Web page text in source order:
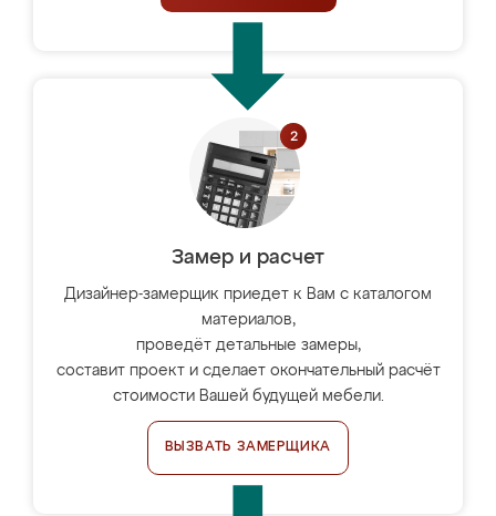
Замер и расчет
Дизайнер-замерщик приедет к Вам с каталогом
материалов,
проведёт детальные замеры,
составит проект и сделает окончательный расчёт
стоимости Вашей будущей мебели.
ВЫЗВАТЬ ЗАМЕРЩИКА